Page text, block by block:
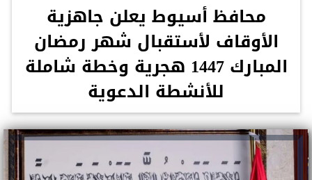
محافظ أسيوط يعلن جاهزية
الأوقاف لأستقبال شهر رمضان
المبارك 1447 هجرية وخطة شاملة
للأنشطة الدعوية